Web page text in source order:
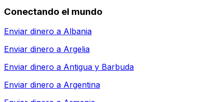
Conectando el mundo
Enviar dinero a Albania
Enviar dinero a Argelia
Enviar dinero a Antigua y Barbuda
Enviar dinero a Argentina